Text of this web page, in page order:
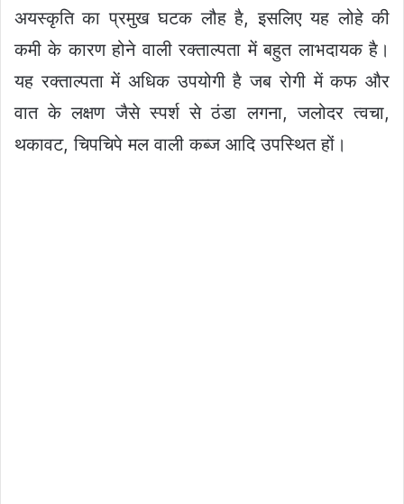
अयस्कृति का प्रमुख घटक लौह है, इसलिए यह लोहे की
कमी के कारण होने वाली रक्ताल्पता में बहुत लाभदायक है।
यह रक्ताल्पता में अधिक उपयोगी है जब रोगी में कफ और
वात के लक्षण जैसे स्पर्श से ठंडा लगना, जलोदर त्वचा,
थकावट, चिपचिपे मल वाली कब्ज आदि उपस्थित हों।